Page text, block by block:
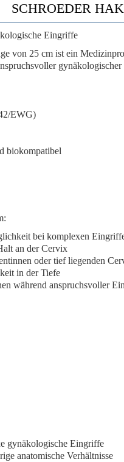
SCHROEDER
Eingriffe
von 25 cm ist ein
EWG)
biokompatibel
bei komplexen
an der Cervix
oder tief liegenden
in der Tiefe
während anspruchsvoller
gynäkologische Eingriffe
anatomische Verhältnisse